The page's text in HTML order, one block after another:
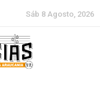
Sáb 8 Agosto, 2026